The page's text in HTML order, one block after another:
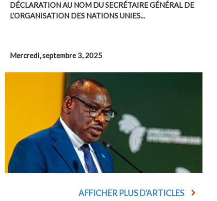
DÉCLARATION AU NOM DU SECRÉTAIRE GÉNÉRAL DE
L’ORGANISATION DES NATIONS UNIES...
Mercredi, septembre 3, 2025
AFFICHER PLUS D'ARTICLES